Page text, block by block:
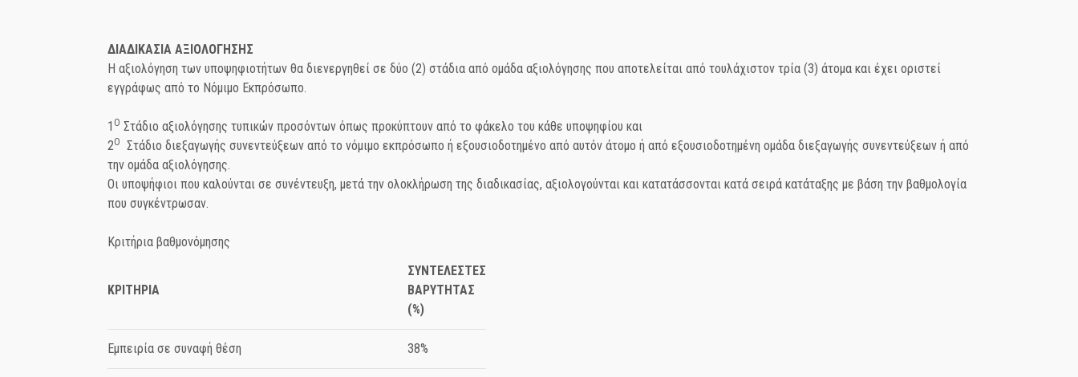
ΔΙΑΔΙΚΑΣΙΑ ΑΞΙΟΛΟΓΗΣΗΣ
Η αξιολόγηση των υποψηφιοτήτων θα διενεργηθεί σε δύο (2) στάδια από ομάδα αξιολόγησης που αποτελείται από τουλάχιστον τρία (3) άτομα και έχει οριστεί
εγγράφως από το Νόμιμο Εκπρόσωπο.
1 Ο Στάδιο αξιολόγησης τυπικών προσόντων όπως προκύπτουν από το φάκελο του κάθε υποψηφίου και
2Ο
Στάδιο διεξαγωγής συνεντεύξεων από το νόμιμο εκπρόσωπο ή εξουσιοδοτημένο από αυτόν άτομο ή από εξουσιοδοτημένη ομάδα διεξαγωγής συνεντεύξεων ή από
την ομάδα αξιολόγησης.
Οι υποψήφιοι που καλούνται σε συνέντευξη, μετά την ολοκλήρωση της διαδικασίας, αξιολογούνται και κατατάσσονται κατά σειρά κατάταξης με βάση την βαθμολογία
που συγκέντρωσαν.
Κριτήρια βαθμονόμησης
ΚΡΙΤΗΡΙΑ
ΣΥΝΤΕΛΕΣΤΕΣ
ΒΑΡΥΤΗΤΑΣ
(%)
Εμπειρία σε συναφή θέση 38%